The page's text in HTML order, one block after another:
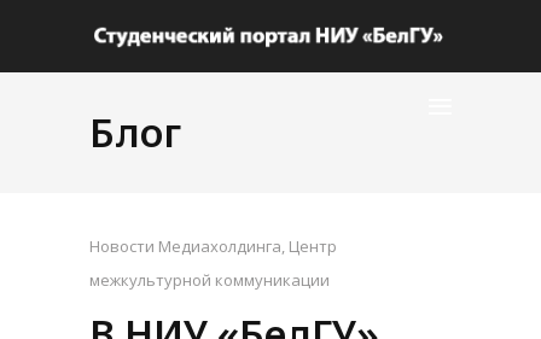
Блог
Новости Медиахолдинга, Центр
межкультурной коммуникации